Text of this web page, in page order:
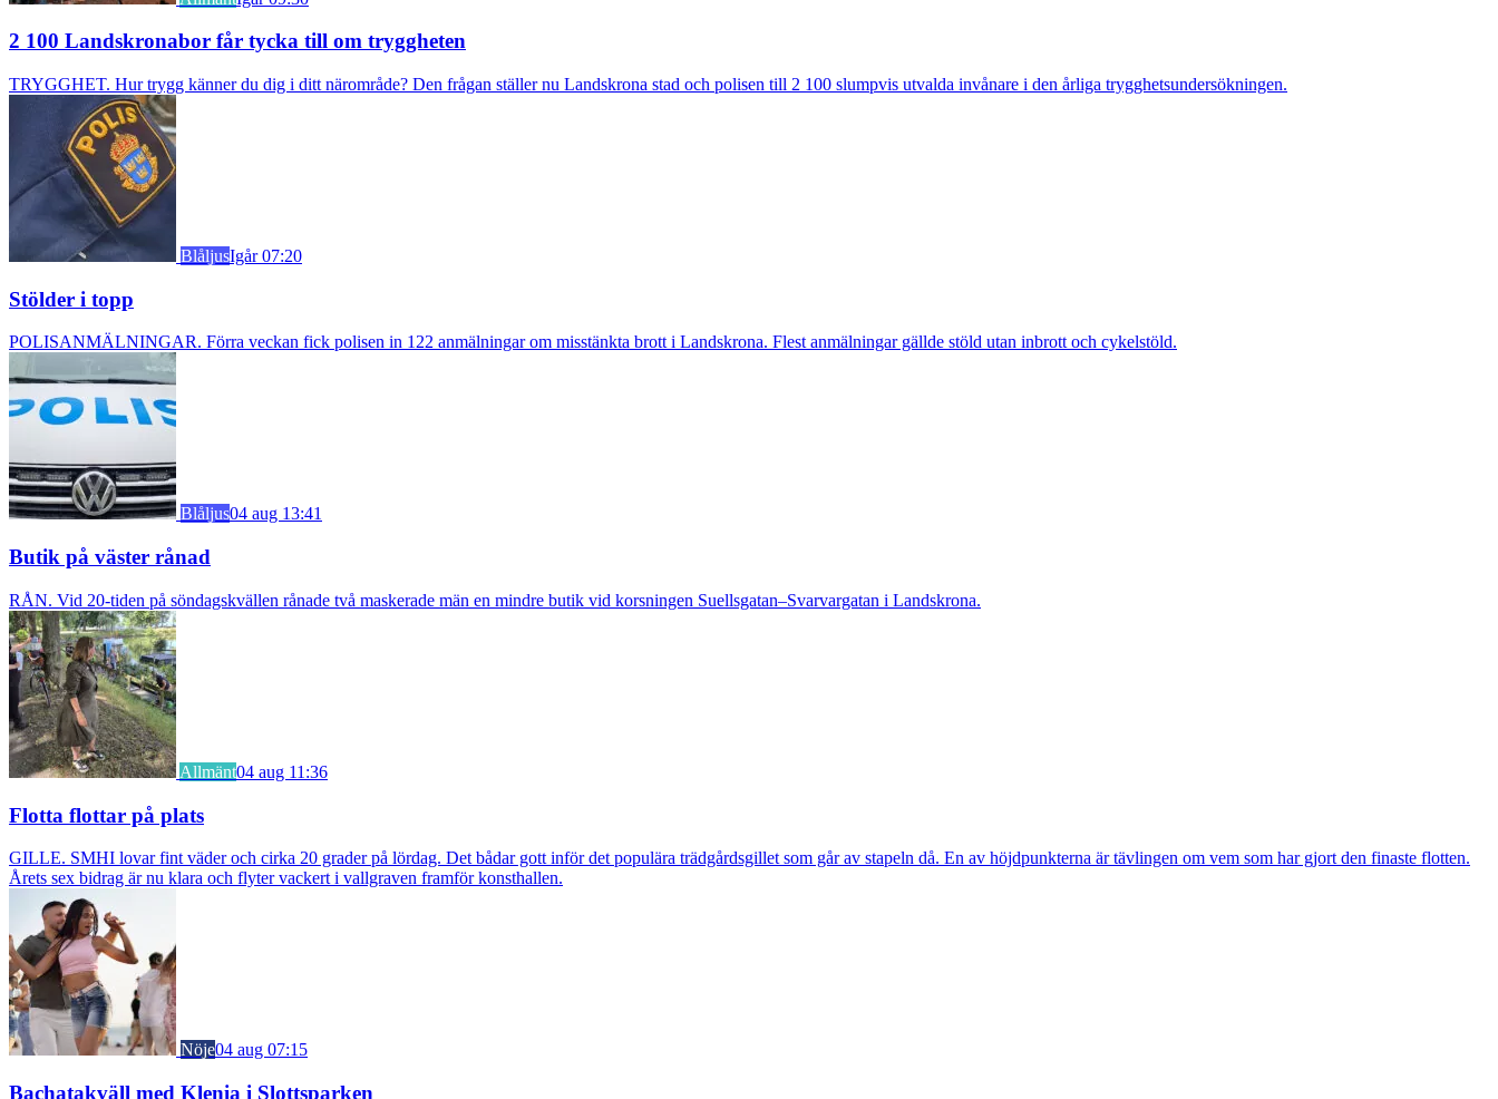
2 100 Landskronabor får tycka till om tryggheten
TRYGGHET. Hur trygg känner du dig i ditt närområde? Den frågan ställer nu Landskrona stad och polisen till 2 100 slumpvis utvalda invånare i den årliga trygghetsundersökningen.
BlåljusIgår 07:20
Stölder i topp
POLISANMÄLNINGAR. Förra veckan fick polisen in 122 anmälningar om misstänkta brott i Landskrona. Flest anmälningar gällde stöld utan inbrott och cykelstöld.
Blåljus04 aug 13:41
Butik på väster rånad
RÅN. Vid 20-tiden på söndagskvällen rånade två maskerade män en mindre butik vid korsningen Suellsgatan–Svarvargatan i Landskrona.
Allmänt04 aug 11:36
Flotta flottar på plats
GILLE. SMHI lovar fint väder och cirka 20 grader på lördag. Det bådar gott inför det populära trädgårdsgillet som går av stapeln då. En av höjdpunkterna är tävlingen om vem som har gjort den finaste flotten.
Årets sex bidrag är nu klara och flyter vackert i vallgraven framför konsthallen.
Nöje04 aug 07:15
Bachatakväll med Klenia i Slottsparken